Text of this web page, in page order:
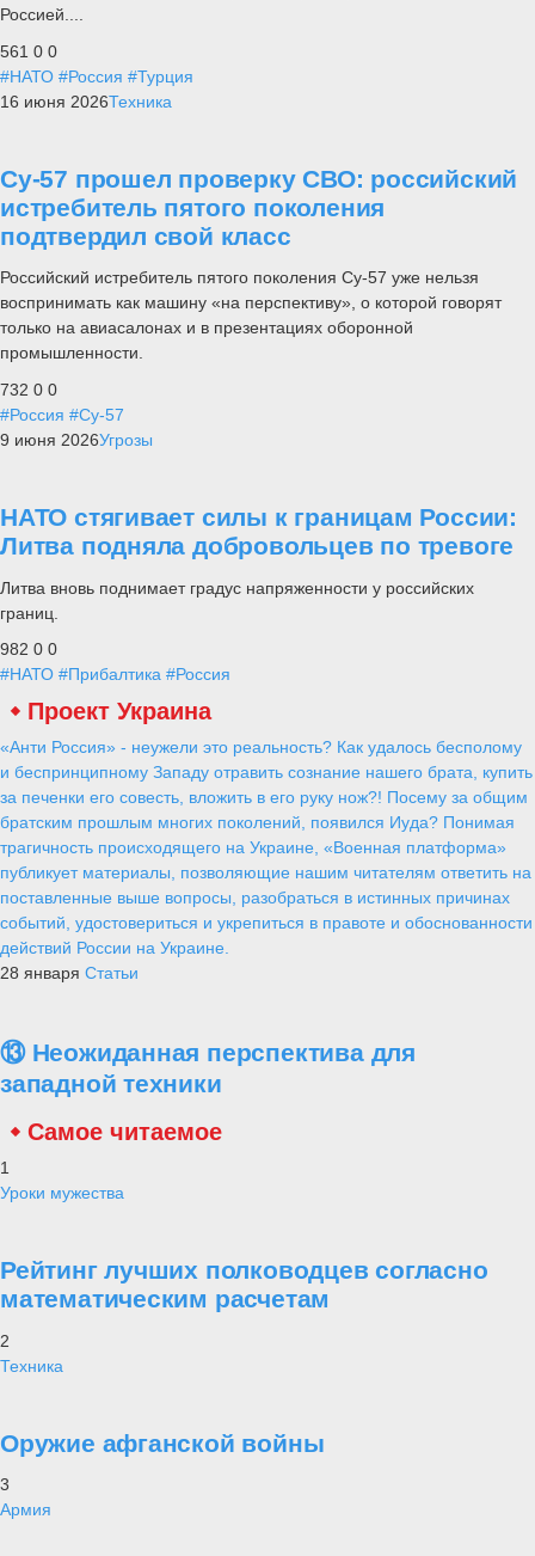
Россией....
561 0 0
#НАТО #Россия #Турция
16 июня 2026Техника
Су-57 прошел проверку СВО: российский
истребитель пятого поколения
подтвердил свой класс
Российский истребитель пятого поколения Су-57 уже нельзя
воспринимать как машину «на перспективу», о которой говорят
только на авиасалонах и в презентациях оборонной
промышленности.
732 0 0
#Россия #Су-57
9 июня 2026Угрозы
НАТО стягивает силы к границам России:
Литва подняла добровольцев по тревоге
Литва вновь поднимает градус напряженности у российских
границ.
982 0 0
#НАТО #Прибалтика #Россия
Проект Украина
«Анти Россия» - неужели это реальность? Как удалось бесполому
и беспринципному Западу отравить сознание нашего брата, купить
за печенки его совесть, вложить в его руку нож?! Посему за общим
братским прошлым многих поколений, появился Иуда? Понимая
трагичность происходящего на Украине, «Военная платформа»
публикует материалы, позволяющие нашим читателям ответить на
поставленные выше вопросы, разобраться в истинных причинах
событий, удостовериться и укрепиться в правоте и обоснованности
действий России на Украине.
28 января Статьи
⑬ Неожиданная перспектива для
западной техники
Самое читаемое
1
Уроки мужества
Рейтинг лучших полководцев согласно
математическим расчетам
2
Техника
Оружие афганской войны
3
Армия